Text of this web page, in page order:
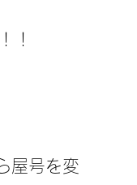
！
屋号を変